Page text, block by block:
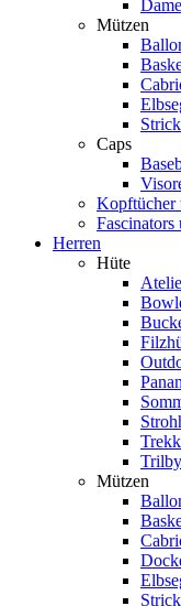
Mützen
Caps
Kopftücher
Fascinators
Herren
Hüte
Mützen